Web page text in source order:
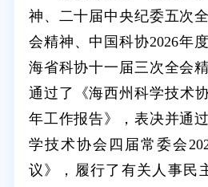
神、二十届中央纪委五次
会精神、中国科协2026年
海省科协十一届三次全会
通过了《海西州科学技术
年工作报告》，表决并通
学技术协会四届常委会
议》，履行了有关人事民